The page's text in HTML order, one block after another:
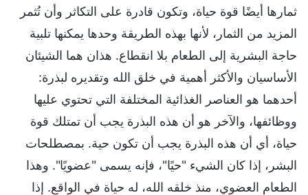
ثمارها أيضًا قوة حياة، وتكون قادرة على التكاثر وأن تُثمر
المزيد من الثمار، لأنها بهذه الطريقة وحدها يمكنها تلبية
حاجة البشرية إلى الطعام بلا انقطاع. هذان هما الشيئان
الأساسيان والأكثر أهمية في خلق الله وتقديره لبذرة:
أحدهما هو العناصر الغذائية المختلفة التي تحتوي عليها
ووظائفها، والآخر هو أن هذه البذرة يجب أن تمتلك قوة
حياة، أي أن هذه البذرة يجب أن تكون حية. بمصطلحات
البشر، إذا كان الشيء "حيًا"، فإنه يسمى "عضويًا". وهذا
الطعام العضوي، منذ خلقه الله، له حياة في الواقع. إذا